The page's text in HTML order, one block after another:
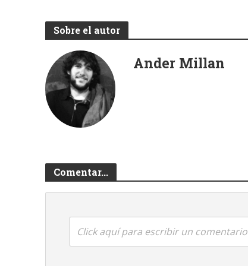
Sobre el autor
Ander Millan
Comentar...
Click aquí para escribir un comentario